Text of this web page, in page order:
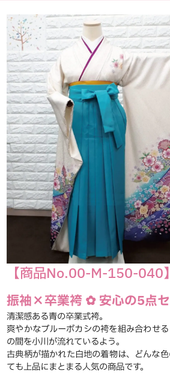
【商品No.00-M-150-040】
振袖×卒業袴 ✿ 安心の5点
清潔感ある青の卒業式袴。
爽やかなブルーボカシの袴を組み合わせ
の間を小川が流れているよう。
古典柄が描かれた白地の着物は、どんな
ても上品にまとまる人気の商品です。